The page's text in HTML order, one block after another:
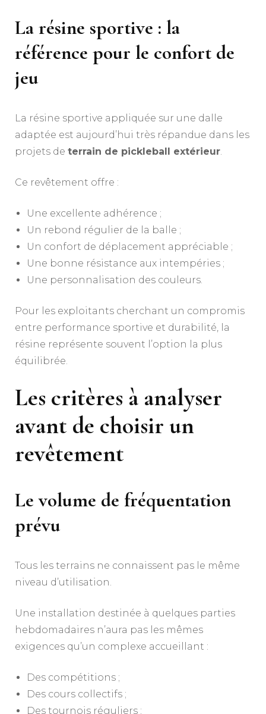
La résine sportive : la
référence pour le confort de
jeu
La résine sportive appliquée sur une dalle
adaptée est aujourd’hui très répandue dans les
projets de terrain de pickleball extérieur.
Ce revêtement offre :
Une excellente adhérence ;
Un rebond régulier de la balle ;
Un confort de déplacement appréciable ;
Une bonne résistance aux intempéries ;
Une personnalisation des couleurs.
Pour les exploitants cherchant un compromis
entre performance sportive et durabilité, la
résine représente souvent l’option la plus
équilibrée.
Les critères à analyser
avant de choisir un
revêtement
Le volume de fréquentation
prévu
Tous les terrains ne connaissent pas le même
niveau d’utilisation.
Une installation destinée à quelques parties
hebdomadaires n’aura pas les mêmes
exigences qu’un complexe accueillant :
Des compétitions ;
Des cours collectifs ;
Des tournois réguliers ;